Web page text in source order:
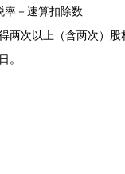
率－速算扣除数
两次以上（含两次）
。